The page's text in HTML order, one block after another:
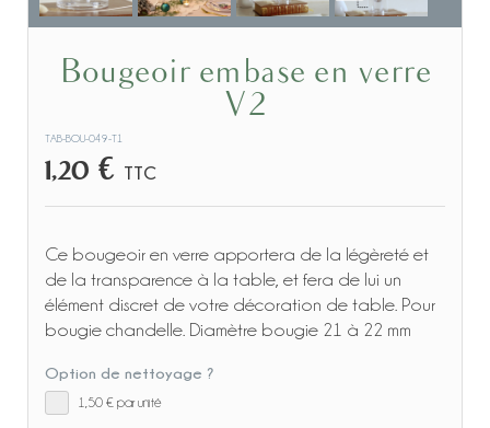
Bougeoir embase en verre
V2
TAB-BOU-049-T1
1,20 € TTC
Ce bougeoir en verre apportera de la légèreté et
de la transparence à la table, et fera de lui un
élément discret de votre décoration de table. Pour
bougie chandelle. Diamètre bougie 21 à 22 mm
Option de nettoyage ?
1,50 € par unité